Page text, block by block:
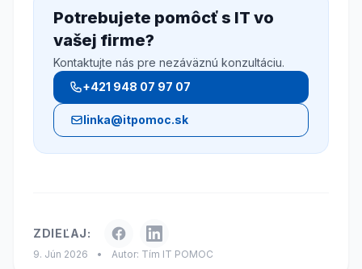
Potrebujete pomôcť s IT vo
vašej firme?
Kontaktujte nás pre nezáväznú konzultáciu.
+421 948 07 97 07
linka@itpomoc.sk
ZDIEĽAJ:
9. Jún 2026 • Autor: Tím IT POMOC